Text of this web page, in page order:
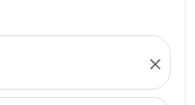
close